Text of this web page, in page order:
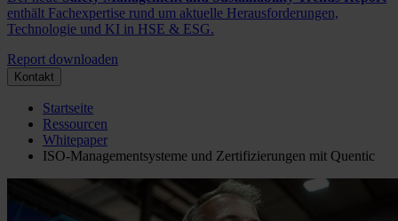
enthält Fachexpertise rund um aktuelle Herausforderungen,
Technologie und KI in HSE & ESG.
Report downloaden
Kontakt
Startseite
Ressourcen
Whitepaper
ISO-Managementsysteme und Zertifizierungen mit Quentic